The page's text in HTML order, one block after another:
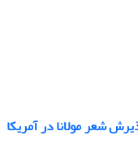
شعر مولانا در آمریکا